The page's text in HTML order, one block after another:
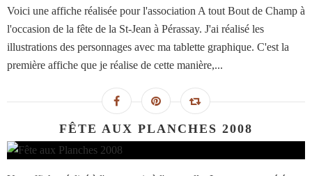
Voici une affiche réalisée pour l'association A tout Bout de Champ à
l'occasion de la fête de la St-Jean à Pérassay. J'ai réalisé les
illustrations des personnages avec ma tablette graphique. C'est la
première affiche que je réalise de cette manière,...
FÊTE AUX PLANCHES 2008